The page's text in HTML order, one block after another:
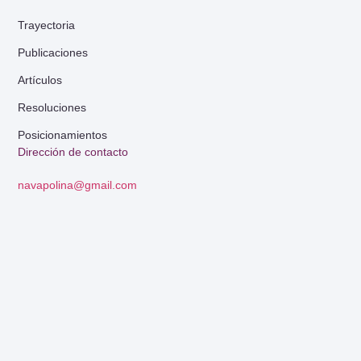
Dirección de contacto
navapolina@gmail.com
Trayectoria
Publicaciones
Artículos
Resoluciones
Posicionamientos